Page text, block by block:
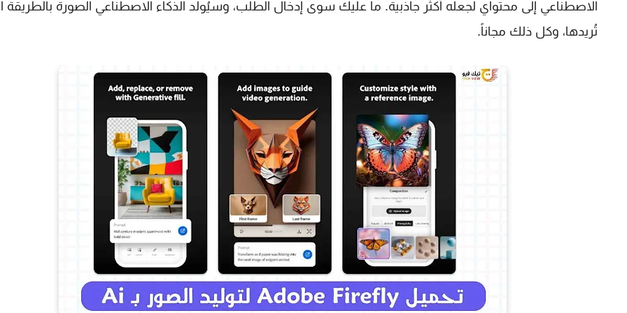
الاصطناعي إلى محتواي لجعله أكثر جاذبية. ما عليك سوى إدخال الطلب، وسيُولّد الذكاء الاصطناعي الصورة بالطريقة
تُريدها، وكل ذلك مجاناً.